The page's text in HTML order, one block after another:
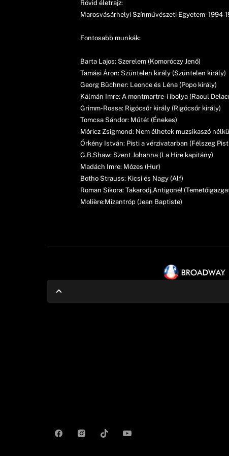
Rövid életrajz:
Marosvásárhelyi Színművészeti Egyetem 1994-
Fontosabb munkák:
Barta Lajos: Szerelem (Komoróczy Jenő)
Tamási Áron: Szüntelen király (Szüntelen király)
Georg Büchner: Leonce és Léna (Popo király)
Kálmán Imre: A montmartre-i ibolya (Raoul
Grimm-Rossa: Rigócsőr király (Rigócsőr király)
Tomcsa Sándor: Műtét (Énekes)
Móricz Zsigmond: Nem élhetek muzsikaszó
Örkény István: Pisti a vérzivatarban (Félszeg
G.B.Shaw: Szent Johanna (La Hire kapitány)
Madách Imre: Mózes (Hur)
Botho Strauss: Kicsi és Nagy (Alf)
Roman Sikora: Takarodj,Antigoné!
Molière:Mizantróp (Jean Baptiste)